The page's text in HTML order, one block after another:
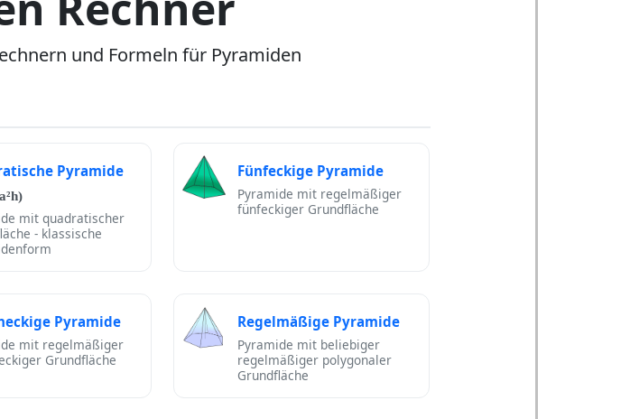
und Formeln für Pyramiden
Pyramide
mit quadratischer
- klassische
Fünfeckige Pyramide
Pyramide mit regelmäßiger
fünfeckiger Grundfläche
Pyramide
mit regelmäßiger
Grundfläche
Regelmäßige Pyramide
Pyramide mit beliebiger
regelmäßiger polygonaler
Grundfläche